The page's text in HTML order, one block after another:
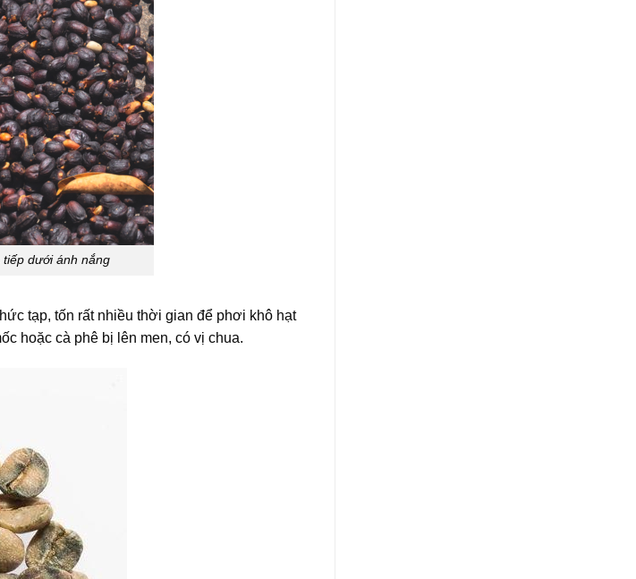
dưới ánh nắng
tạp, tốn rất nhiều thời gian để phơi khô hạt
hoặc cà phê bị lên men, có vị chua.